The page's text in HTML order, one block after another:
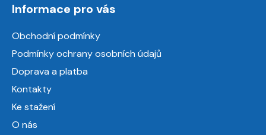
Informace pro vás
Obchodní podmínky
Podmínky ochrany osobních údajů
Doprava a platba
Kontakty
Ke stažení
O nás